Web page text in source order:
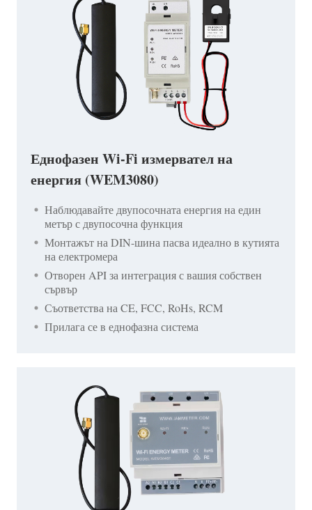
Еднофазен Wi-Fi измервател на
енергия (WEM3080)
Наблюдавайте двупосочната енергия на един
метър с двупосочна функция
Монтажът на DIN-шина пасва идеално в кутията
на електромера
Отворен API за интеграция с вашия собствен
сървър
Съответства на CE, FCC, RoHs, RCM
Прилага се в еднофазна система